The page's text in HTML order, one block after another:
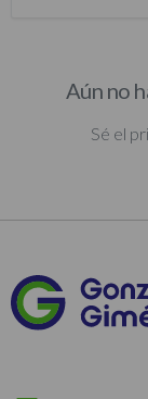
Aún no
Sé el